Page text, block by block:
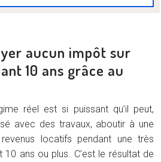
aucun impôt sur
10 ans grâce au
réel est si puissant qu’il peut,
avec des travaux, aboutir à une
locatifs pendant une très
10 ans ou plus. C’est le résultat de